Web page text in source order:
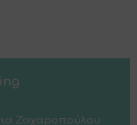
Ζαχαροπούλου